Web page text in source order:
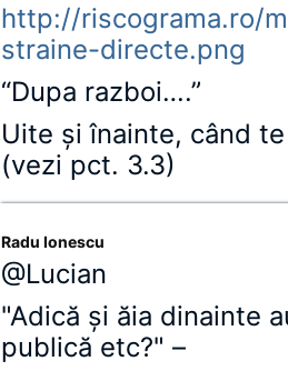
http://riscograma.ro/
straine-directe.png
“Dupa razboi….”
Uite şi înainte, când
(vezi pct. 3.3)
Radu Ionescu
@Lucian
"Adică şi ăia dinainte
publică etc?" –